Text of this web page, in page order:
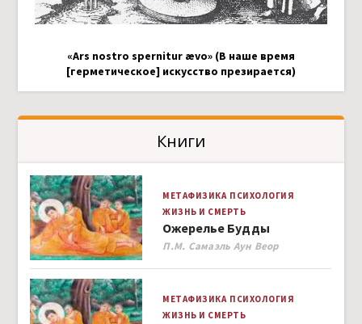
«Ars nostro spernitur ævo» (В наше время
[герметическое] искусство презирается)
Книги
МЕТАФИЗИКА ПСИХОЛОГИЯ
ЖИЗНЬ И СМЕРТЬ
Ожерелье Будды
Author
П.М. Самаэль Аун Веор
МЕТАФИЗИКА ПСИХОЛОГИЯ
ЖИЗНЬ И СМЕРТЬ